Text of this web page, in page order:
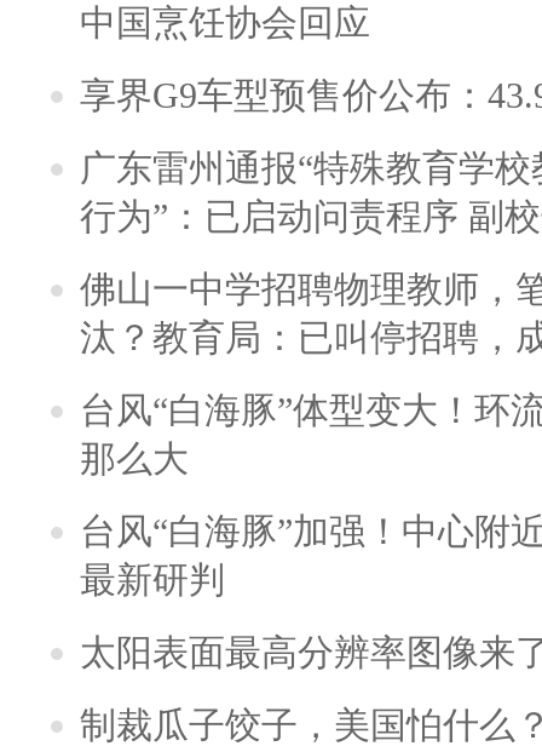
中国烹饪协会回应
享界G9车型预售价公布：
广东雷州通报“特殊教育学
行为”：已启动问责程序 副
佛山一中学招聘物理教师，
汰？教育局：已叫停招聘，
台风“白海豚”体型变大！环
那么大
台风“白海豚”加强！中心附
最新研判
太阳表面最高分辨率图像来
制裁瓜子饺子，美国怕什么